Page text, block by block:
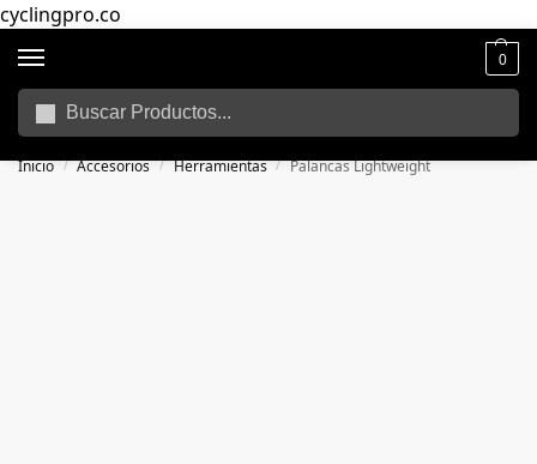
cyclingpro.co
0
🚴‍ Envío gratuito a todo Colombia por compras superiores a $250.000
Inicio / Accesorios / Herramientas / Palancas Lightweight